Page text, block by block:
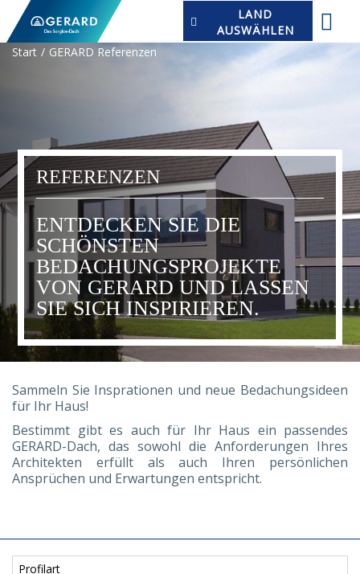
LAND
AUSWÄHLEN
Start
GERARD Referenzen
REFERENZEN
ENTDECKEN SIE DIE
SCHÖNSTEN
BEDACHUNGSPROJEKTE
VON GERARD UND LASSEN
SIE SICH INSPIRIEREN.
Sammeln Sie Insprationen und neue Bedachungsideen
für Ihr Haus!
Bestimmt gibt es auch für Ihr Haus ein passendes
GERARD-Dach, das sowohl die Anforderungen Ihres
Architekten erfüllt als auch Ihren persönlichen
Ansprüchen und Erwartungen entspricht.